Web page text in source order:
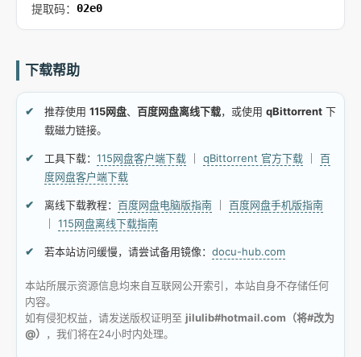
提取码： 02e0
下载帮助
推荐使用 115网盘、 百度网盘离线下载，或使用 qBittorrent 下
载磁力链接。
工具下载： 115网盘客户端下载 qBittorrent 官方下载
百
度网盘客户端下载
离线下载教程： 百度网盘电脑版指南
百度网盘手机版指南
115网盘离线下载指南
若本站访问缓慢，请尝试备用镜像： docu-hub.com
本站所展示资源信息均来自互联网公开索引，本站自身不存储任何
内容。
如有侵犯权益，请发送版权证明至 jilulib#hotmail.com（将#改为
@）
，我们将在24小时内处理。